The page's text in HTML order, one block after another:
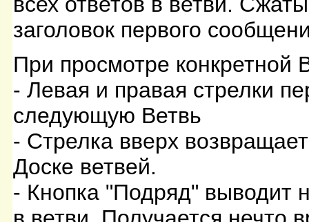
заголовок первого
При просмотре конкретной
- Левая и правая стрелки
следующую Ветвь
- Стрелка вверх
Доске ветвей.
- Кнопка "Подряд" выводит